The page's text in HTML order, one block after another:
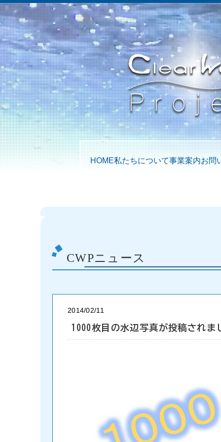
HOME私たちについて事業案内お問
CWPニュース
2014/02/11
1000枚目の水辺写真が投稿されま